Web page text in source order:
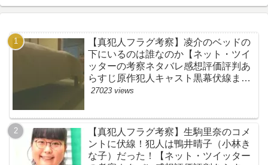
【真犯人フラグ考察】凌介のベッドの
下にいるのは誰なのか【ネット・ツイ
ッターの考察ネタバレ感想評価評判あ
らすじ原作犯人キャスト黒幕伏線まと
め】
27023 views
【真犯人フラグ考察】生駒里奈のコメ
ントに伏線！犯人は鴨井晴子（小林き
な子）だった！【ネット・ツイッター